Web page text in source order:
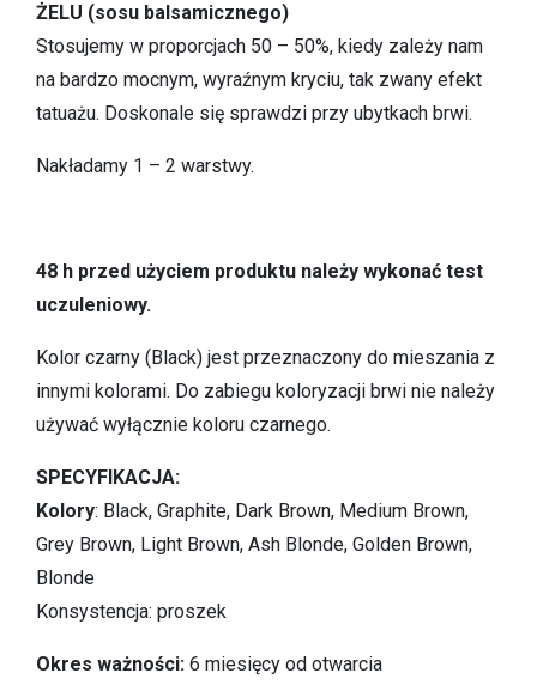
ŻELU (sosu balsamicznego)
Stosujemy w proporcjach 50 – 50%, kiedy zależy nam
na bardzo mocnym, wyraźnym kryciu, tak zwany efekt
tatuażu. Doskonale się sprawdzi przy ubytkach brwi.
Nakładamy 1 – 2 warstwy.
48 h przed użyciem produktu należy wykonać test
uczuleniowy.
Kolor czarny (Black) jest przeznaczony do mieszania z
innymi kolorami. Do zabiegu koloryzacji brwi nie należy
używać wyłącznie koloru czarnego.
SPECYFIKACJA:
Kolory: Black, Graphite, Dark Brown, Medium Brown,
Grey Brown, Light Brown, Ash Blonde, Golden Brown,
Blonde
Konsystencja: proszek
Okres ważności: 6 miesięcy od otwarcia